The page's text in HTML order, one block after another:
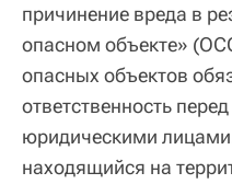
причинение вреда в
опасном объекте»
опасных объектов
ответственность
юридическими
находящийся на